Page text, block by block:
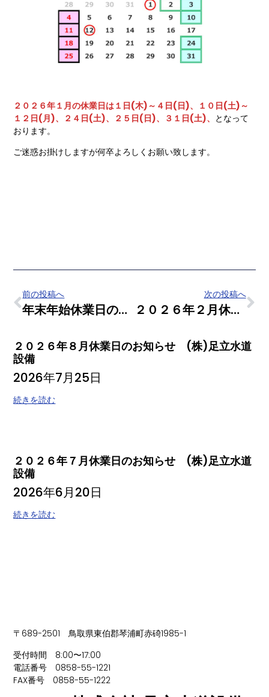
２０２６年１月の休業日は１日(木)～４日(日)、１０日(土)～
１２日(月)、２４日(土)、２５日(日)、３１日(土)、 となって
おります。
ご迷惑お掛けしますが何卒よろしくお願い致します。
前の投稿へ
年末年始休業日のお知らせ (株)足立水道設備
次の投稿へ
２０２６年２月休業日のお知らせ (株)足立水道設備
２０２６年８月休業日のお知らせ (株)足立水道
設備
2026年7月25日
続きを読む
２０２６年７月休業日のお知らせ (株)足立水道
設備
2026年6月20日
続きを読む
〒689-2501 鳥取県東伯郡琴浦町赤碕1985-1
受付時間 8:00〜17:00
電話番号 0858-55-1221
FAX番号 0858-55-1222